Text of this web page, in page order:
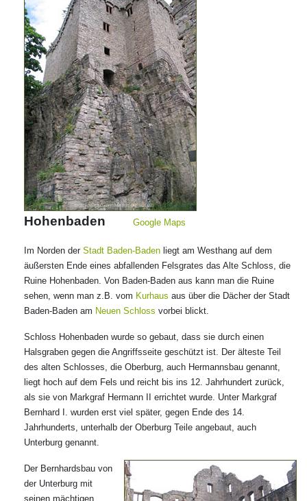
Hohenbaden Google Maps
Im Norden der Stadt Baden-Baden liegt am Westhang auf dem
äußersten Ende eines abfallenden Felsgrates das Alte Schloss, die
Ruine Hohenbaden. Von Baden-Baden aus kann man die Ruine
sehen, wenn man z.B. vom Kurhaus aus über die Dächer der Stadt
Baden-Baden am Neuen Schloss vorbei blickt.
Schloss Hohenbaden wurde so gebaut, dass sie durch einen
Halsgraben gegen die Angriffsseite geschützt ist. Der älteste Teil
des alten Schlosses, die Oberburg, auch Hermannsbau genannt,
liegt hoch auf dem Fels und reicht bis ins 12. Jahrhundert zurück,
als sie von Markgraf Hermann II errichtet wurde. Unter Markgraf
Bernhard I. wurden erst viel später, gegen Ende des 14.
Jahrhunderts, unterhalb der Oberburg Teile angebaut, auch
Unterburg genannt.
Der Bernhardsbau von
der Unterburg mit
seinen mächtigen